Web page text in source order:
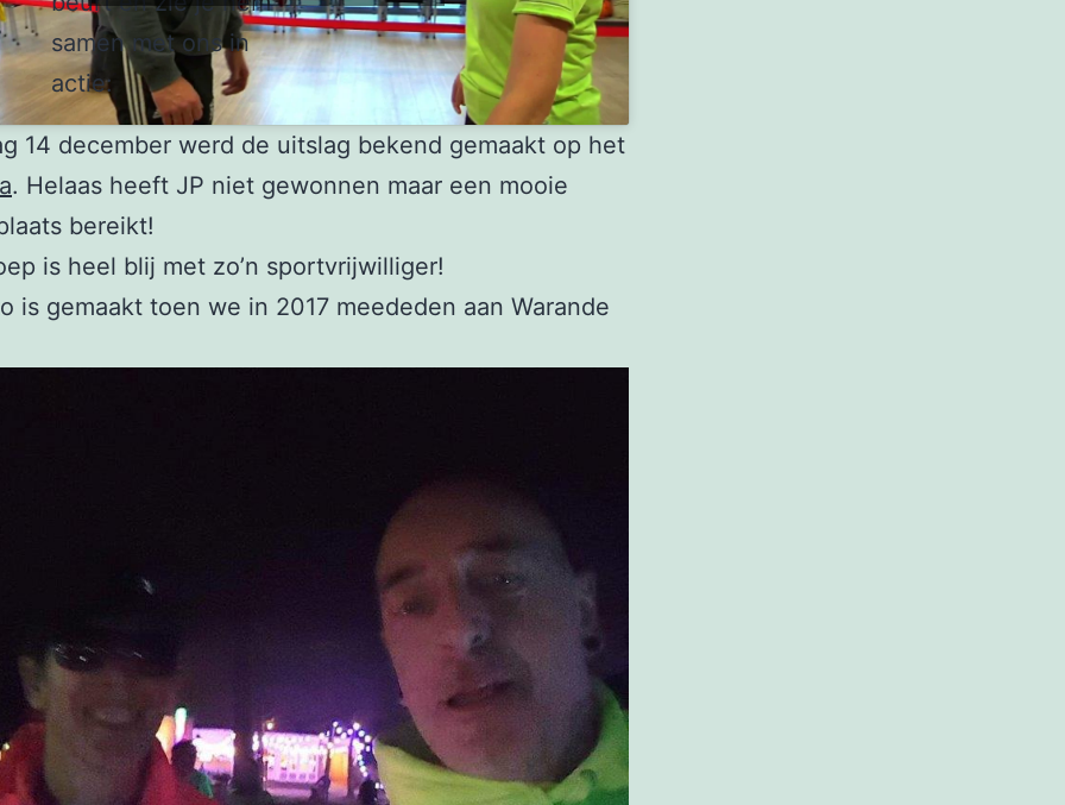
samen met ons in
actie:
14 december werd de uitslag bekend gemaakt op het
. Helaas heeft JP niet gewonnen maar een mooie
bereikt!
is heel blij met zo’n sportvrijwilliger!
is gemaakt toen we in 2017 meededen aan Warande